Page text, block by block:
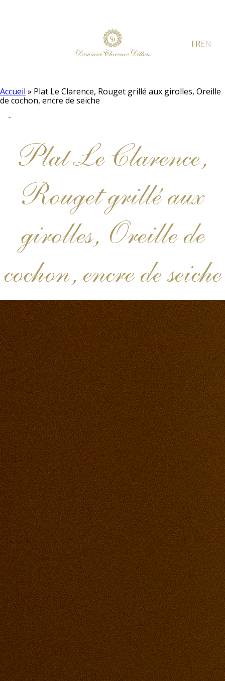
FREN
Accueil » Plat Le Clarence, Rouget grillé aux girolles, Oreille
de cochon, encre de seiche
Plat Le Clarence,
Rouget grillé aux
girolles, Oreille de
cochon, encre de seiche